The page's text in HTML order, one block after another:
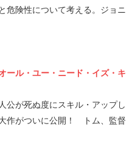
危険性について考える。ジョニ
ール・ユー・ニード・イズ・キ
が死ぬ度にスキル・アップし
作がついに公開！ トム、監督